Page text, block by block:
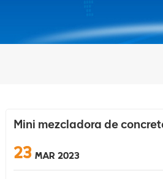
Mini mezcladora de
23 MAR 2023